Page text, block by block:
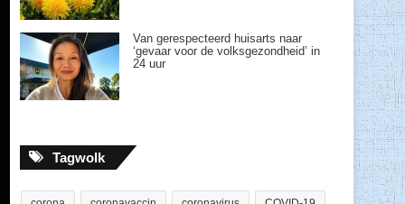
Van gerespecteerd huisarts naar
‘gevaar voor de volksgezondheid’ in
24 uur
Tagwolk